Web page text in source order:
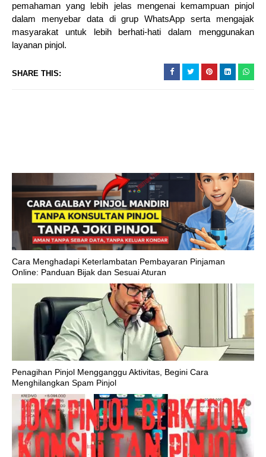
pemahaman yang lebih jelas mengenai kemampuan pinjol
dalam menyebar data di grup WhatsApp serta mengajak
masyarakat untuk lebih berhati-hati dalam menggunakan
layanan pinjol.
SHARE THIS:
Cara Menghadapi Keterlambatan Pembayaran Pinjaman
Online: Panduan Bijak dan Sesuai Aturan
Penagihan Pinjol Mengganggu Aktivitas, Begini Cara
Menghilangkan Spam Pinjol